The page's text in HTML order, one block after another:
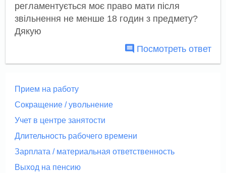
регламентується моє право мати після
звільнення не менше 18 годин з предмету?
Дякую
Посмотреть ответ
Прием на работу
Сокращение / увольнение
Учет в центре занятости
Длительность рабочего времени
Зарплата / материальная ответственность
Выход на пенсию